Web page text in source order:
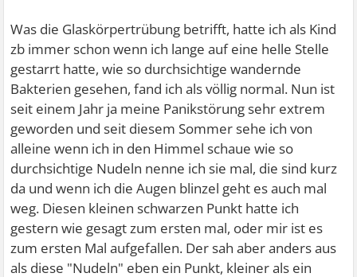
Was die Glaskörpertrübung betrifft, hatte ich als Kind
zb immer schon wenn ich lange auf eine helle Stelle
gestarrt hatte, wie so durchsichtige wandernde
Bakterien gesehen, fand ich als völlig normal. Nun ist
seit einem Jahr ja meine Panikstörung sehr extrem
geworden und seit diesem Sommer sehe ich von
alleine wenn ich in den Himmel schaue wie so
durchsichtige Nudeln nenne ich sie mal, die sind kurz
da und wenn ich die Augen blinzel geht es auch mal
weg. Diesen kleinen schwarzen Punkt hatte ich
gestern wie gesagt zum ersten mal, oder mir ist es
zum ersten Mal aufgefallen. Der sah aber anders aus
als diese "Nudeln" eben ein Punkt, kleiner als ein